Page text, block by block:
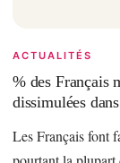
ACTUALITÉS
% des Français
dissimulées
Les Français font